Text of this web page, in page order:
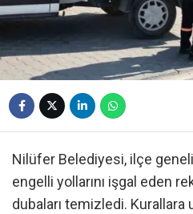
Nilüfer Belediyesi, ilçe
engelli yollarını işgal eden
dubaları temizledi.